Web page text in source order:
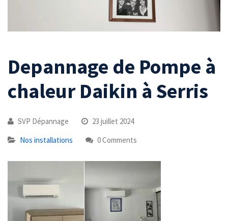
Depannage de Pompe à
chaleur Daikin à Serris
SVP Dépannage
23 juillet 2024
Nos installations
0 Comments